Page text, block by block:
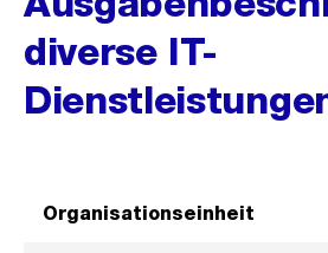
diverse IT-
Organisationseinheit